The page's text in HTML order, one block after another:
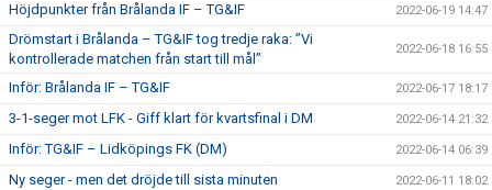
Höjdpunkter från Brålanda IF – TG&IF 2022-06-19 14:47
Drömstart i Brålanda – TG&IF tog tredje raka: ”Vi
kontrollerade matchen från start till mål”
2022-06-18 16:55
Inför: Brålanda IF – TG&IF 2022-06-17 18:17
3-1-seger mot LFK - Giff klart för kvartsfinal i DM 2022-06-14 21:32
Inför: TG&IF – Lidköpings FK (DM) 2022-06-14 06:39
Ny seger - men det dröjde till sista minuten 2022-06-11 18:02